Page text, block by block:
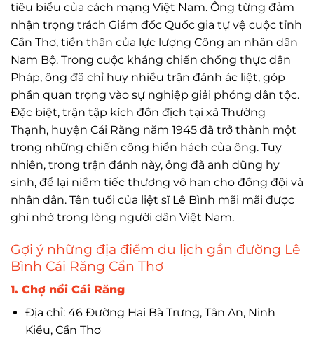
tiêu biểu của cách mạng Việt Nam. Ông từng đảm
nhận trọng trách Giám đốc Quốc gia tự vệ cuộc tỉnh
Cần Thơ, tiền thân của lực lượng Công an nhân dân
Nam Bộ. Trong cuộc kháng chiến chống thực dân
Pháp, ông đã chỉ huy nhiều trận đánh ác liệt, góp
phần quan trọng vào sự nghiệp giải phóng dân tộc.
Đặc biệt, trận tập kích đồn địch tại xã Thường
Thạnh, huyện Cái Răng năm 1945 đã trở thành một
trong những chiến công hiển hách của ông. Tuy
nhiên, trong trận đánh này, ông đã anh dũng hy
sinh, để lại niềm tiếc thương vô hạn cho đồng đội và
nhân dân. Tên tuổi của liệt sĩ Lê Bình mãi mãi được
ghi nhớ trong lòng người dân Việt Nam.
Gợi ý những địa điểm du lịch gần đường Lê
Bình Cái Răng Cần Thơ
1. Chợ nổi Cái Răng
Địa chỉ: 46 Đường Hai Bà Trưng, Tân An, Ninh
Kiều, Cần Thơ